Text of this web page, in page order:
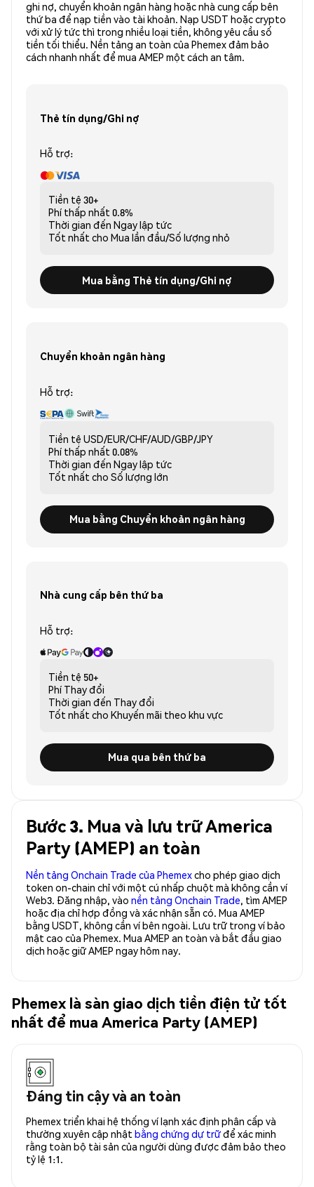
ghi nợ, chuyển khoản ngân hàng hoặc nhà cung cấp bên
thứ ba để nạp tiền vào tài khoản. Nạp USDT hoặc crypto
với xử lý tức thì trong nhiều loại tiền, không yêu cầu số
tiền tối thiểu. Nền tảng an toàn của Phemex đảm bảo
cách nhanh nhất để mua AMEP một cách an tâm.
Thẻ tín dụng/Ghi nợ
Hỗ trợ:
Tiền tệ 30+
Phí thấp nhất 0.8%
Thời gian đến Ngay lập tức
Tốt nhất cho Mua lần đầu/Số lượng nhỏ
Mua bằng Thẻ tín dụng/Ghi nợ
Chuyển khoản ngân hàng
Hỗ trợ:
Tiền tệ USD/EUR/CHF/AUD/GBP/JPY
Phí thấp nhất 0.08%
Thời gian đến Ngay lập tức
Tốt nhất cho Số lượng lớn
Mua bằng Chuyển khoản ngân hàng
Nhà cung cấp bên thứ ba
Hỗ trợ:
Tiền tệ 50+
Phí Thay đổi
Thời gian đến Thay đổi
Tốt nhất cho Khuyến mãi theo khu vực
Mua qua bên thứ ba
Bước 3. Mua và lưu trữ America
Party (AMEP) an toàn
Nền tảng Onchain Trade của Phemexcho phép giao dịch
token on-chain chỉ với một cú nhấp chuột mà không cần ví
Web3. Đăng nhập, vào nền tảng Onchain Trade, tìm AMEP
hoặc địa chỉ hợp đồng và xác nhận sẵn có. Mua AMEP
bằng USDT, không cần ví bên ngoài. Lưu trữ trong ví bảo
mật cao của Phemex. Mua AMEP an toàn và bắt đầu giao
dịch hoặc giữ AMEP ngay hôm nay.
Phemex là sàn giao dịch tiền điện tử tốt
nhất để mua America Party (AMEP)
Đáng tin cậy và an toàn
Phemex triển khai hệ thống ví lạnh xác định phân cấp và
thường xuyên cập nhật bằng chứng dự trữđể xác minh
rằng toàn bộ tài sản của người dùng được đảm bảo theo
tỷ lệ 1:1.